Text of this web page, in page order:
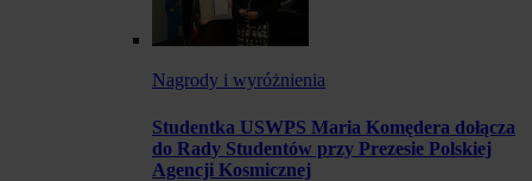
Nagrody i wyróżnienia
Studentka USWPS Maria Komędera dołącza
do Rady Studentów przy Prezesie Polskiej
Agencji Kosmicznej